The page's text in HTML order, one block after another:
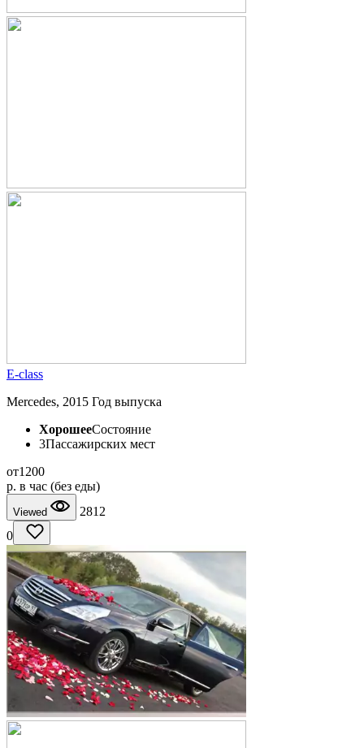
Е-class
Mercedes, 2015 Год выпуска
ХорошееСостояние
3Пассажирских мест
от1200
p. в час (без еды)
Viewed
2812
0